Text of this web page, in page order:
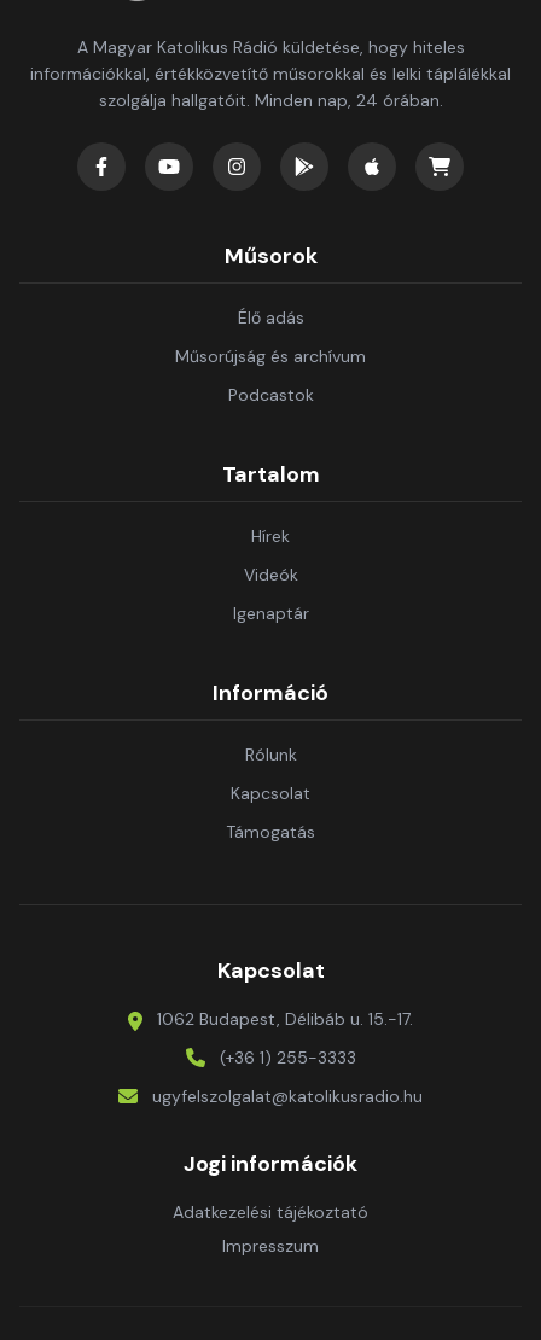
A Magyar Katolikus Rádió küldetése, hogy hiteles
információkkal, értékközvetítő műsorokkal és lelki táplálékkal
szolgálja hallgatóit. Minden nap, 24 órában.
Műsorok
Élő adás
Műsorújság és archívum
Podcastok
Tartalom
Hírek
Videók
Igenaptár
Információ
Rólunk
Kapcsolat
Támogatás
Kapcsolat
1062 Budapest, Délibáb u. 15.-17.
(+36 1) 255-3333
ugyfelszolgalat@katolikusradio.hu
Jogi információk
Adatkezelési tájékoztató
Impresszum